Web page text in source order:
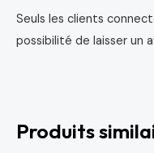
Seuls les clients
possibilité de laisser un
Produits